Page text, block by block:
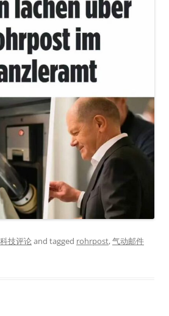
科技评论and tagged rohrpost,气动邮件